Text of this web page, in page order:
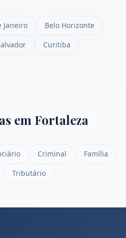
Janeiro
Belo Horizonte
Curitiba
em Fortaleza
Criminal
Família
Tributário